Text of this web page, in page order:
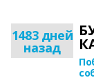
1483 дней
назад